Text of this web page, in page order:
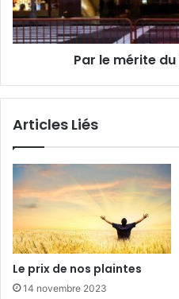
Par le mérite
Articles Liés
Le prix de nos plaintes
14 novembre 2023